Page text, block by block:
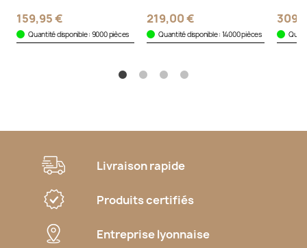
159,95 €
Quantité disponible : 9000 pièces
219,00 €
Quantité disponible : 14000 pièces
Livraison rapide
Produits certifiés
Entreprise lyonnaise